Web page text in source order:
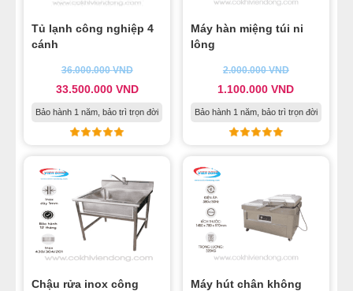
Tủ lạnh công nghiệp 4
cánh
36.000.000VND
33.500.000 VND
Bảo hành 1 năm, bảo trì trọn đời
Máy hàn miệng túi ni
lông
2.000.000VND
1.100.000VND
Bảo hành 1 năm, bảo trì trọn đời
Chậu rửa inox công
Máy hút chân không